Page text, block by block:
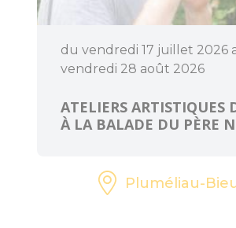
du vendredi 17 juillet 2026
vendredi 28 août 2026
ATELIERS ARTISTIQUES
À LA BALADE DU PÈRE
Pluméliau-